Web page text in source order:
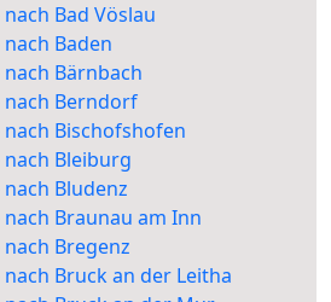
Bad Vöslau
Baden
Bärnbach
nach Berndorf
Bischofshofen
Bleiburg
Bludenz
Braunau am Inn
Bregenz
Bruck an der Leitha